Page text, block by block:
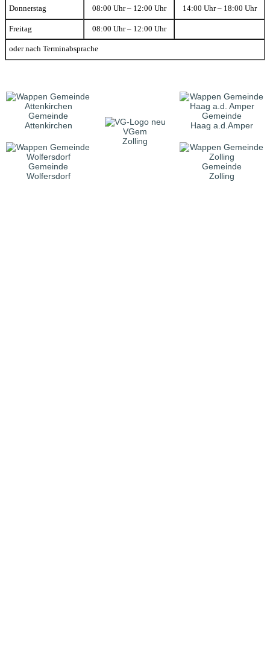
Donnerstag 08:00 Uhr – 12:00 Uhr 14:00 Uhr – 18:00 Uhr
Freitag 08:00 Uhr – 12:00 Uhr
oder nach Terminabsprache
Gemeinde
Attenkirchen
VGem
Zolling
Gemeinde
Haag a.d.Amper
Gemeinde
Wolfersdorf
Gemeinde
Zolling